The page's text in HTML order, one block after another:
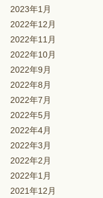
2023年1月
2022年12月
2022年11月
2022年10月
2022年9月
2022年8月
2022年7月
2022年5月
2022年4月
2022年3月
2022年2月
2022年1月
2021年12月